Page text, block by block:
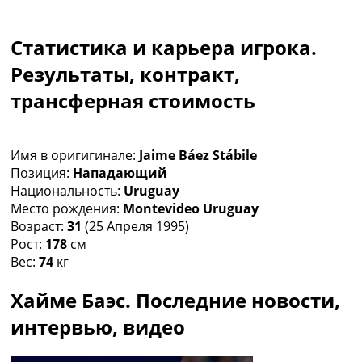
Чемпионат Мира
Украина. Премьер-Лига
Украина. Первая Лига
Лига Чемпионов
Другие Турниры >>>
Таблицы
Таблицы групп Чемпионата Мира
Украина. Премьер-Лига
Украина. Первая Лига
Лига Чемпионов. Таблицы групп
Все таблицы >>>
Рейтинг стран УЕФА
Рейтинг клубов УЕФА
Статистика и карьера игрока.
Результаты, контракт,
трансферная стоимость
Имя в оригигинале: Jaime Báez Stábile
Позиция: Нападающий
Национальность: Uruguay
Место рождения: Montevideo Uruguay
Возраст: 31 (25 Апреля 1995)
Рост: 178 см
Вес: 74 кг
Хайме Баэс. Последние новости,
интервью, видео